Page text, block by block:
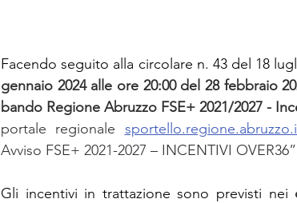
Facendo seguito alla circolare n. 43 del 18
gennaio 2024 alle ore 20:00 del 28 febbraio
bando Regione Abruzzo FSE+ 2021/2027 -
portale regionale
Avviso FSE+ 2021-2027 – INCENTIVI
Gli incentivi in trattazione sono previsti nei